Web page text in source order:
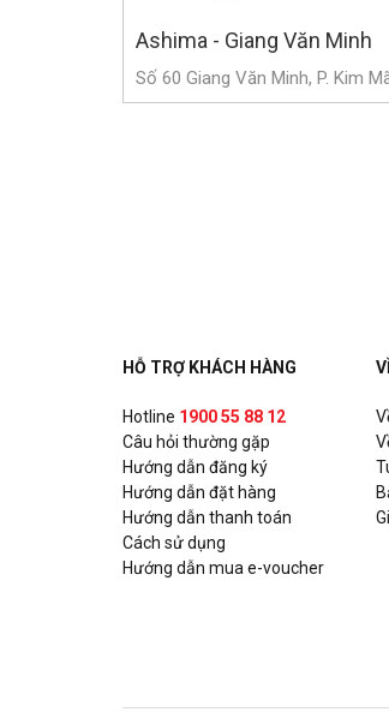
Ashima - Giang Văn Minh
Số 60 Giang Văn Minh, P. Kim
Tòa nhà UDIC N04 Hoàng Đạo
Ashima - Xuân Thủy
Số 93 Xuân Thủy, P. Thảo Điền,
Ashima - Nguyễn Trãi
Số 331A Nguyễn Trãi, P. Nguyễn
Gogi House - KNG Mall
HỖ TRỢ KHÁCH HÀNG
Hotline 1900 55 88 12
Câu hỏi thường gặp
Hướng dẫn đăng ký
Hướng dẫn đặt hàng
Hướng dẫn thanh toán
Cách sử dụng
Hướng dẫn mua e-voucher